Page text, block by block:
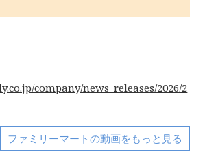
company/news_releases/2026/2
ファミリーマートの動画をもっと見る